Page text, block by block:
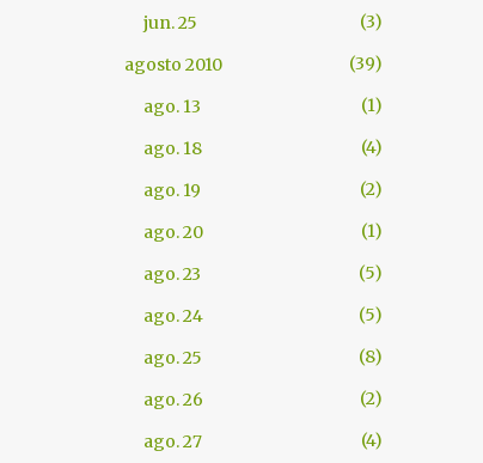
jun. 25
3
agosto 2010
39
ago. 13
1
ago. 18
4
ago. 19
2
ago. 20
1
ago. 23
5
ago. 24
5
ago. 25
8
ago. 26
2
ago. 27
4